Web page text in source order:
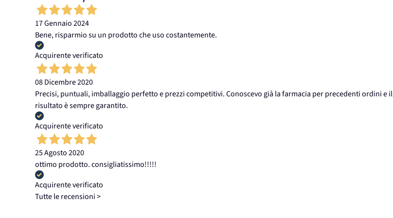
17 Gennaio 2024
Bene, risparmio su un prodotto che uso costantemente.
Acquirente verificato
08 Dicembre 2020
Precisi, puntuali, imballaggio perfetto e prezzi competitivi. Conoscevo già la farmacia per precedenti ordini e il
risultato è sempre garantito.
Acquirente verificato
25 Agosto 2020
ottimo prodotto. consigliatissimo!!!!!
Acquirente verificato
Tutte le recensioni >